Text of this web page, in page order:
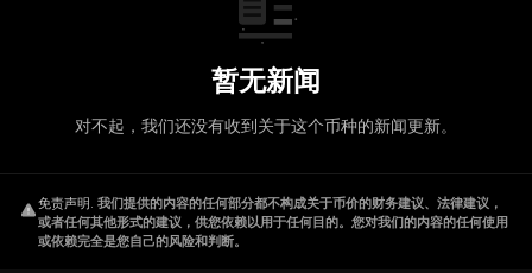
暂无新闻
对不起，我们还没有收到关于这个币种的新闻更新。
免责声明. 我们提供的内容的任何部分都不构成关于币价的财务建议、法律建议，
或者任何其他形式的建议，供您依赖以用于任何目的。您对我们的内容的任何使用
或依赖完全是您自己的风险和判断。